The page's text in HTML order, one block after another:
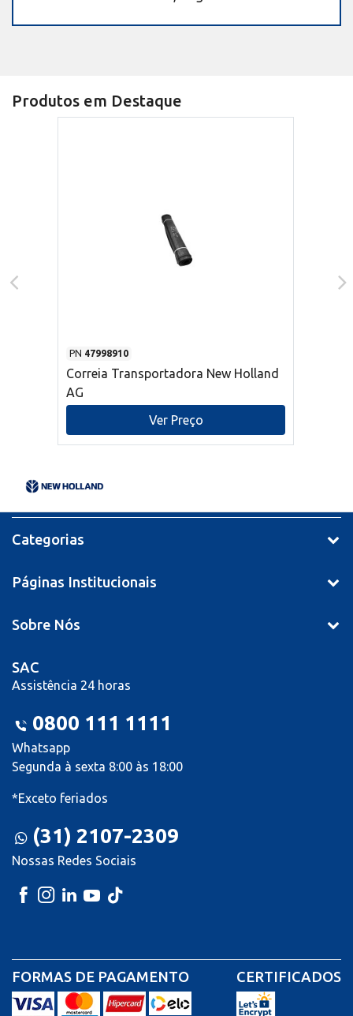
Produtos em Destaque
PN 47998910
Correia Transportadora New Holland
AG
Ver Preço
Categorias
Páginas Institucionais
Sobre Nós
SAC
Assistência 24 horas
0800 111 1111
Whatsapp
Segunda à sexta 8:00 às 18:00
*Exceto feriados
(31) 2107-2309
Nossas Redes Sociais
FORMAS DE PAGAMENTO CERTIFICADOS